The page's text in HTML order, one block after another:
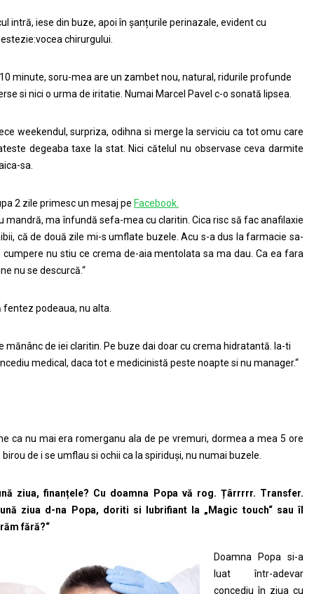
intră, iese din buze, apoi în șanțurile perinazale, evident cu
chirurgului.
minute, soru-mea are un zambet nou, natural, ridurile profunde
si nici o urma de iritatie. Numai Marcel Pavel c-o sonată lipsea.
weekendul, surpriza, odihna si merge la serviciu ca tot omu care
degeaba taxe la stat. Nici cătelul nu observase ceva darmite
sa.
2 zile primesc un mesaj pe Facebook.
mandră, ma înfundă sefa-mea cu claritin. Cica risc să fac anafilaxie
că de două zile mi-s umflate buzele. Acu s-a dus la farmacie sa-
cumpere nu stiu ce crema de-aia mentolata sa ma dau. Ca ea fara
nu se descurcă.“
fentez podeaua, nu alta.
mănânc de iei claritin. Pe buze dai doar cu crema hidratantă. Ia-ti
medical, daca tot e medicinistă peste noapte si nu manager.“
ca nu mai era romerganu ala de pe vremuri, dormea a mea 5 ore
birou de i se umflau si ochii ca la spiriduși, nu numai buzele.
ziua, finanțele? Cu doamna Popa vă rog. Țârrrrr. Transfer.
ziua d-na Popa, doriti si lubrifiant la „Magic touch“ sau îl
fără?“
Doamna Popa si-a
luat într-adevar
concediu în ziua cu